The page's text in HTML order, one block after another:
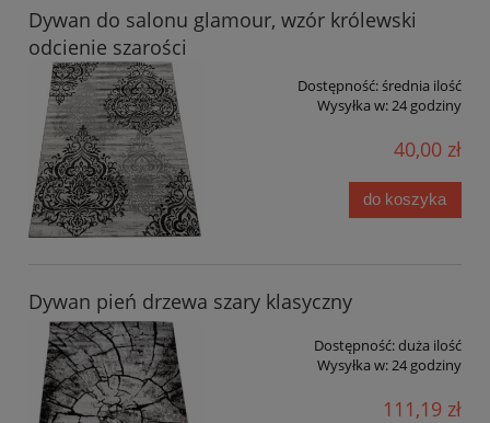
Dywan do salonu glamour, wzór królewski
odcienie szarości
Dostępność:średnia ilość
Wysyłka w:24 godziny
40,00 zł
do koszyka
Dywan pień drzewa szary klasyczny
Dostępność:duża ilość
Wysyłka w:24 godziny
111,19 zł